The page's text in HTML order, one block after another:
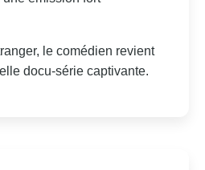
le comédien revient
docu-série captivante.